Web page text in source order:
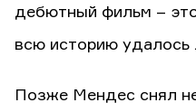
дебютный фильм –
всю историю удалось
Позже Мендес снял